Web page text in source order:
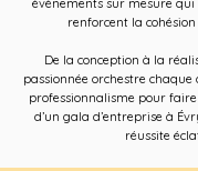
événements sur mesure
renforcent la
De la conception à la
passionnée orchestre
professionnalisme pour
d’un gala d’entreprise à
réussite